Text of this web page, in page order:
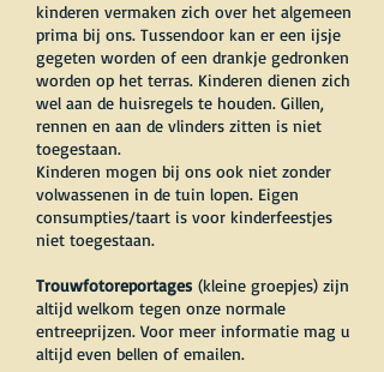
kinderen vermaken zich over het algemeen
prima bij ons. Tussendoor kan er een ijsje
gegeten worden of een drankje gedronken
worden op het terras. Kinderen dienen zich
wel aan de huisregels te houden. Gillen,
rennen en aan de vlinders zitten is niet
toegestaan.
Kinderen mogen bij ons ook niet zonder
volwassenen in de tuin lopen. Eigen
consumpties/taart is voor kinderfeestjes
niet toegestaan.
Trouwfotoreportages (kleine groepjes) zijn
altijd welkom tegen onze normale
entreeprijzen. Voor meer informatie mag u
altijd even bellen of emailen.